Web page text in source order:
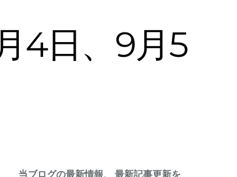
4日、9月5
当ブログの最新情報、 最新記事更新を